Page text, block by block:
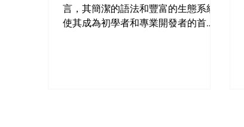
言，其簡潔的語法和豐富的生態系統
使其成為初學者和專業開發者的首